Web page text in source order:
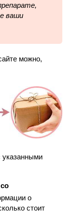
ваши
можно,
о
стоит